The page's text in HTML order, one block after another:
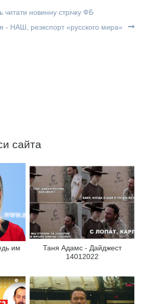
новинну стрічку ФБ
- НАШ, реэкспорт «русского мира»
сайта
им
Таня Адамс - Дайджест
14012022